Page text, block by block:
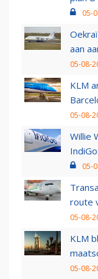
05-
aan
05-08-
KLM
05-08-
Willie
05-
route
05-08-
KLM
05-08-